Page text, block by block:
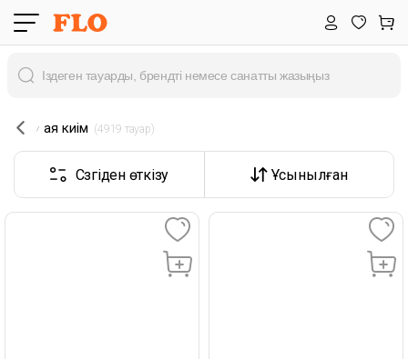
аяқ киім (4919 тауар)
Сүзгіден өткізу Ұсынылған